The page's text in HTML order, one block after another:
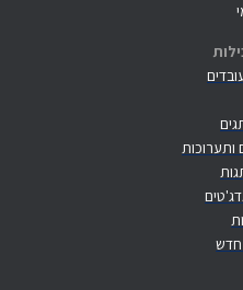
ותערוכות
חדש